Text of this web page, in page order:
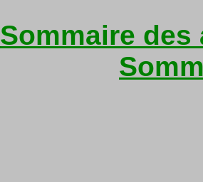
Sommaire des